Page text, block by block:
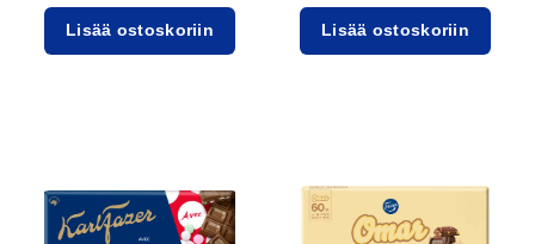
Lisää ostoskoriin Lisää ostoskoriin